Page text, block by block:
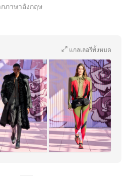
ลังและสปิริตเดียวกัน ทว่าไม่มี
บางโปร่งคือหัวใจของคอลเล็ก
ตัดเหลี่ยมมุมให้แต่ละลุคอย่าง
จ็กเก็ตวาร์ซิตีสีสันจัด—ซิก
ที่ยิ่งเข้ากับบรรยากาศโรงเรียน
ลแลบกับ New York Liberty ที่
โดยมีมาสคอต Ellie the
ภาษาอังกฤษ
แกลเลอรีทั้งหมด